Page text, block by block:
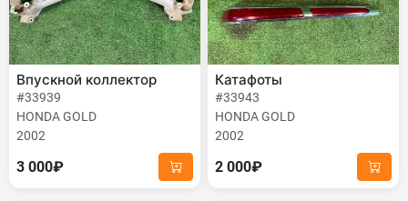
Впускной коллектор
#33939
HONDA GOLD
2002
3 000₽
Катафоты
#33943
HONDA GOLD
2002
2 000₽